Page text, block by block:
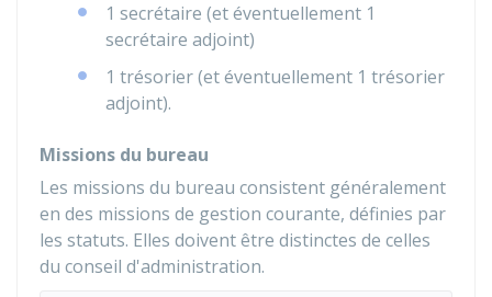
1 secrétaire (et éventuellement 1
secrétaire adjoint)
1 trésorier (et éventuellement 1 trésorier
adjoint).
Missions du bureau
Les missions du bureau consistent généralement
en des missions de gestion courante, définies par
les statuts. Elles doivent être distinctes de celles
du conseil d'administration.